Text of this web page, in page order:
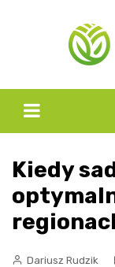
Kiedy
Dariusz Rudzik